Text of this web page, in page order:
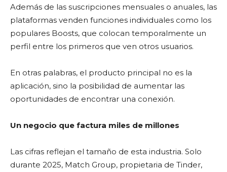
Además de las suscripciones mensuales o anuales, las
plataformas venden funciones individuales como los
populares Boosts, que colocan temporalmente un
perfil entre los primeros que ven otros usuarios.
En otras palabras, el producto principal no es la
aplicación, sino la posibilidad de aumentar las
oportunidades de encontrar una conexión.
Un negocio que factura miles de millones
Las cifras reflejan el tamaño de esta industria. Solo
durante 2025, Match Group, propietaria de Tinder,